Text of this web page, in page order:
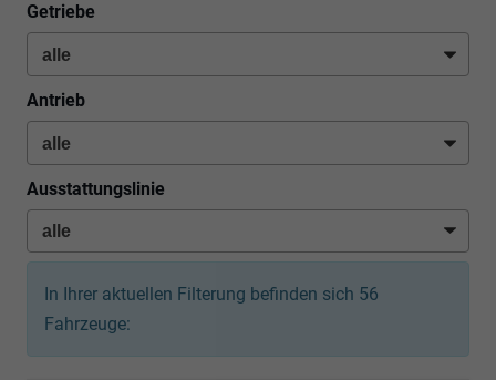
Getriebe
Antrieb
Ausstattungslinie
In Ihrer aktuellen Filterung befinden sich 56
Fahrzeuge: